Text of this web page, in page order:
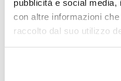
pubblicità e social media,
con altre informazioni
raccolto dal suo utilizzo
E-mail*